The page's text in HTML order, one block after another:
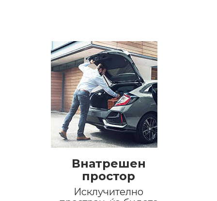
Внатрешен
простор
Исклучително